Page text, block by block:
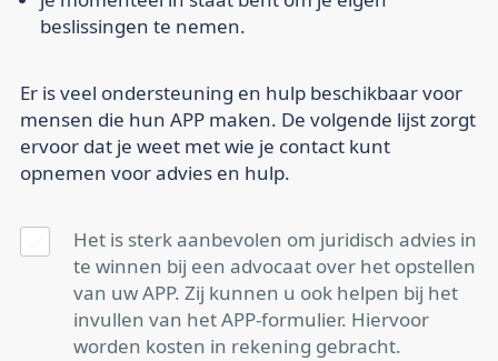
beslissingen te nemen.
Er is veel ondersteuning en hulp beschikbaar voor
mensen die hun APP maken. De volgende lijst zorgt
ervoor dat je weet met wie je contact kunt
opnemen voor advies en hulp.
Het is sterk aanbevolen om juridisch advies in
te winnen bij een advocaat over het opstellen
van uw APP. Zij kunnen u ook helpen bij het
invullen van het APP-formulier. Hiervoor
worden kosten in rekening gebracht.